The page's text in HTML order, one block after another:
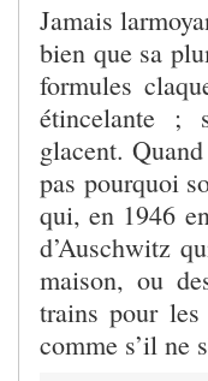
Jamais
bien que sa
formules
étincelante ;
glacent.
pas pourquoi
qui, en 1946
d’Auschwitz
maison, ou
trains pour
comme s’il ne